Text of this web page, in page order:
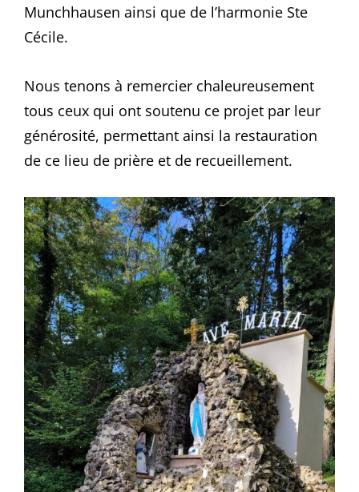
Munchhausen ainsi que de l’harmonie Ste
Cécile.
Nous tenons à remercier chaleureusement
tous ceux qui ont soutenu ce projet par leur
générosité, permettant ainsi la restauration
de ce lieu de prière et de recueillement.